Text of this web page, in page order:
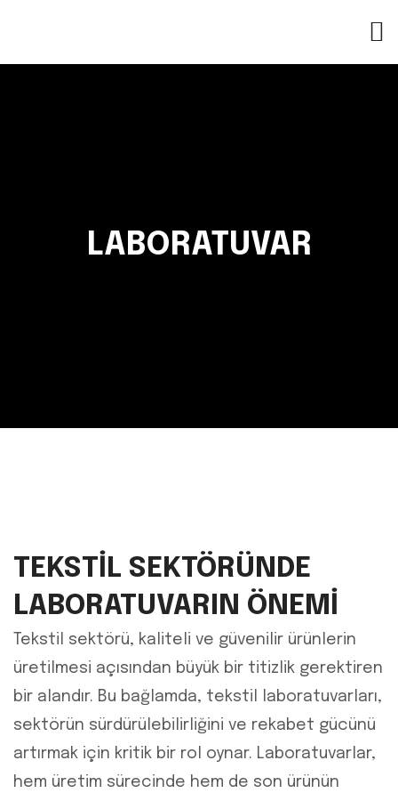
LABORATUVAR
TEKSTIL SEKTÖRÜNDE
LABORATUVARIN ÖNEMI
Tekstil sektörü, kaliteli ve güvenilir ürünlerin
üretilmesi açısından büyük bir titizlik gerektiren
bir alandır. Bu bağlamda, tekstil laboratuvarları,
sektörün sürdürülebilirliğini ve rekabet gücünü
artırmak için kritik bir rol oynar. Laboratuvarlar,
hem üretim sürecinde hem de son ürünün